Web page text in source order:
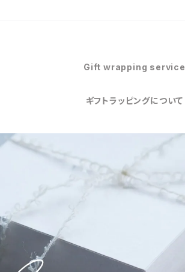
Gift wrapping service
ギフトラッピングについて